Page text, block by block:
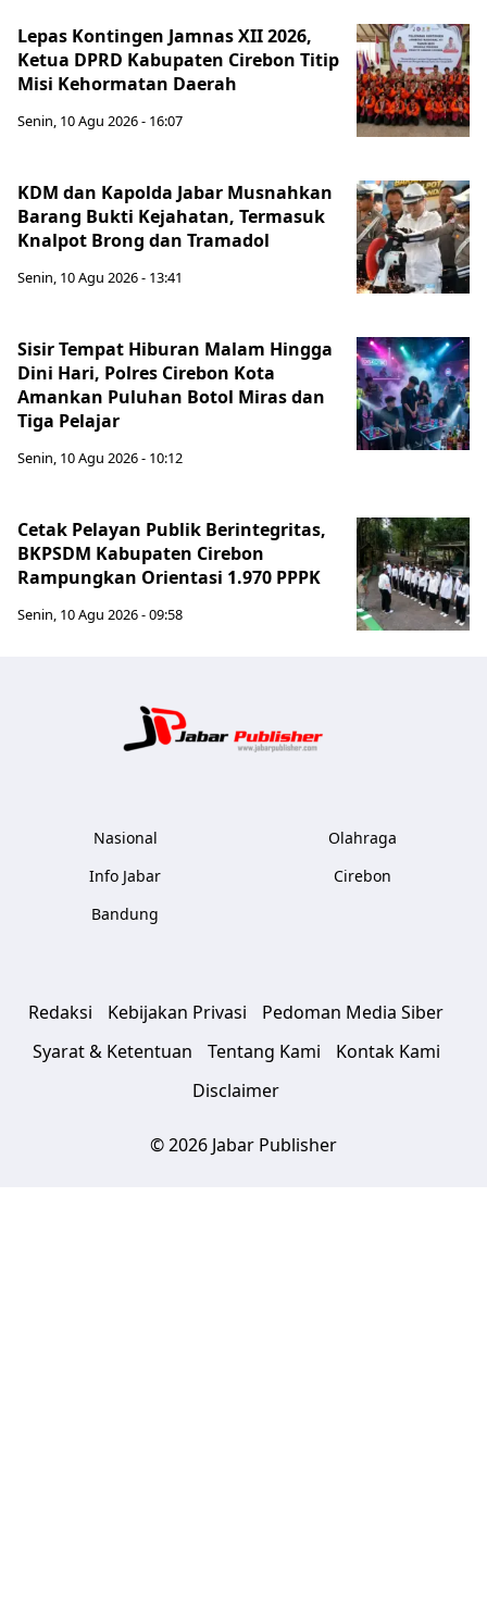
Lepas Kontingen Jamnas XII 2026,
Ketua DPRD Kabupaten Cirebon Titip
Misi Kehormatan Daerah
Senin, 10 Agu 2026 - 16:07
KDM dan Kapolda Jabar Musnahkan
Barang Bukti Kejahatan, Termasuk
Knalpot Brong dan Tramadol
Senin, 10 Agu 2026 - 13:41
Sisir Tempat Hiburan Malam Hingga
Dini Hari, Polres Cirebon Kota
Amankan Puluhan Botol Miras dan
Tiga Pelajar
Senin, 10 Agu 2026 - 10:12
Cetak Pelayan Publik Berintegritas,
BKPSDM Kabupaten Cirebon
Rampungkan Orientasi 1.970 PPPK
Senin, 10 Agu 2026 - 09:58
Nasional
Info Jabar
Bandung
Olahraga
Cirebon
Redaksi Kebijakan Privasi
Pedoman Media Siber
Syarat & Ketentuan
Tentang Kami
Kontak Kami
Disclaimer
© 2026 Jabar Publisher